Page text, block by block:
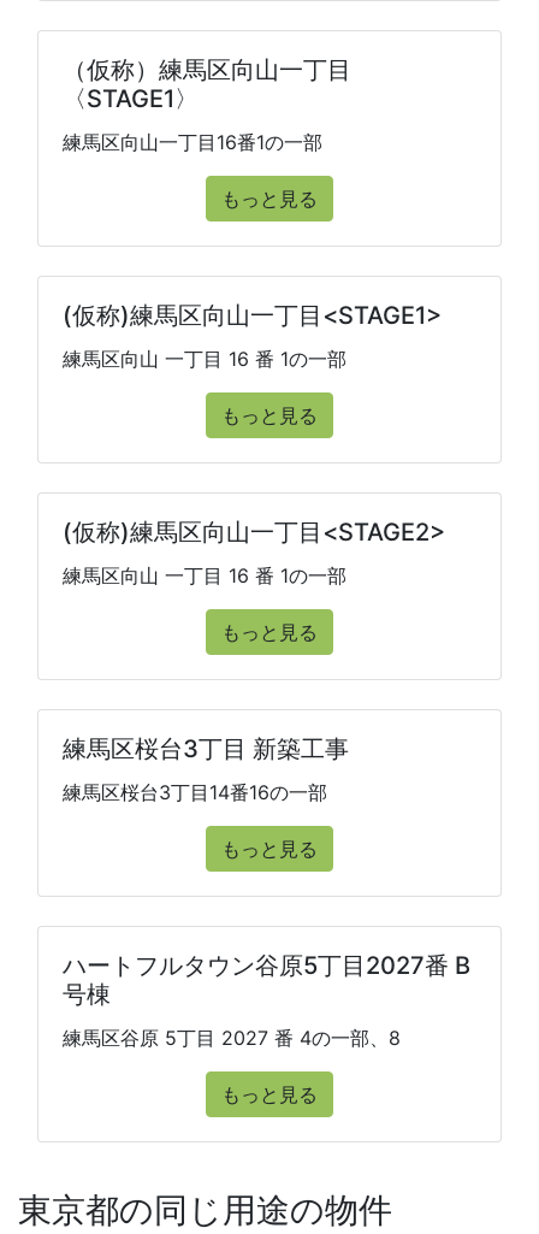
（仮称）練馬区向山一丁目
〈STAGE1〉
練馬区向山一丁目16番1の一部
もっと見る
(仮称)練馬区向山一丁目<STAGE1>
練馬区向山 一丁目 16 番 1の一部
もっと見る
(仮称)練馬区向山一丁目<STAGE2>
練馬区向山 一丁目 16 番 1の一部
もっと見る
練馬区桜台3丁目 新築工事
練馬区桜台3丁目14番16の一部
もっと見る
ハートフルタウン谷原5丁目2027番 B
号棟
練馬区谷原 5丁目 2027 番 4の一部、8
もっと見る
東京都の同じ用途の物件